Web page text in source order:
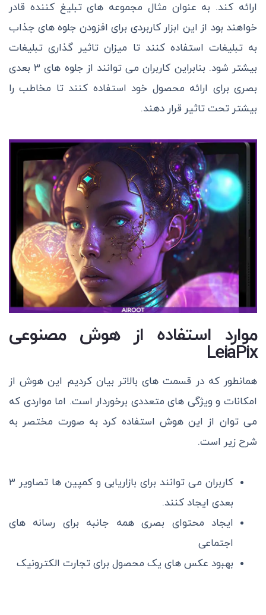
ارائه کند. به عنوان مثال مجموعه های تبلیغ کننده قادر
خواهند بود از این ابزار کاربردی برای افزودن جلوه های جذاب
به تبلیغات استفاده کنند تا میزان تاثیر گذاری تبلیغات
بیشتر شود. بنابراین کاربران می توانند از جلوه های ۳ بعدی
بصری برای ارائه محصول خود استفاده کنند تا مخاطب را
بیشتر تحت تاثیر قرار دهند.
موارد استفاده از هوش مصنوعی
LeiaPix
همانطور که در قسمت های بالاتر بیان کردیم این هوش از
امکانات و ویژگی های متعددی برخوردار است. اما مواردی که
می توان از این هوش استفاده کرد به صورت مختصر به
شرح زیر است.
کاربران می توانند برای بازاریابی و کمپین ها تصاویر ۳
بعدی ایجاد کنند.
ایجاد محتوای بصری همه جانبه برای رسانه های
اجتماعی
بهبود عکس های یک محصول برای تجارت الکترونیک